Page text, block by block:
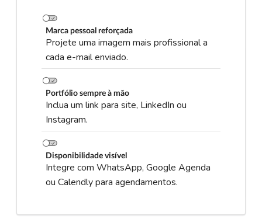
Marca pessoal reforçada
Projete uma imagem mais profissional a
cada e-mail enviado.
Portfólio sempre à mão
Inclua um link para site, LinkedIn ou
Instagram.
Disponibilidade visível
Integre com WhatsApp, Google Agenda
ou Calendly para agendamentos.